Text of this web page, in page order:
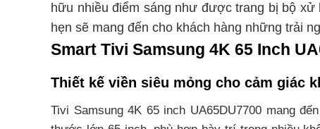
hữu nhiều điểm sáng như được trang bị bộ
hẹn sẽ mang đến cho khách hàng những trải
Smart Tivi Samsung 4K 65 Inch
Thiết kế viền siêu mỏng cho cảm giác
Tivi Samsung 4K 65 inch UA65DU7700 mang